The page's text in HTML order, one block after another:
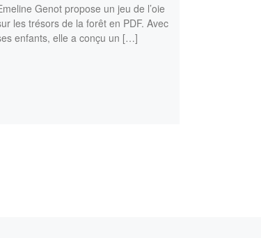
Genot propose un jeu de l’oie
les trésors de la forêt en PDF. Avec
enfants, elle a conçu un […]